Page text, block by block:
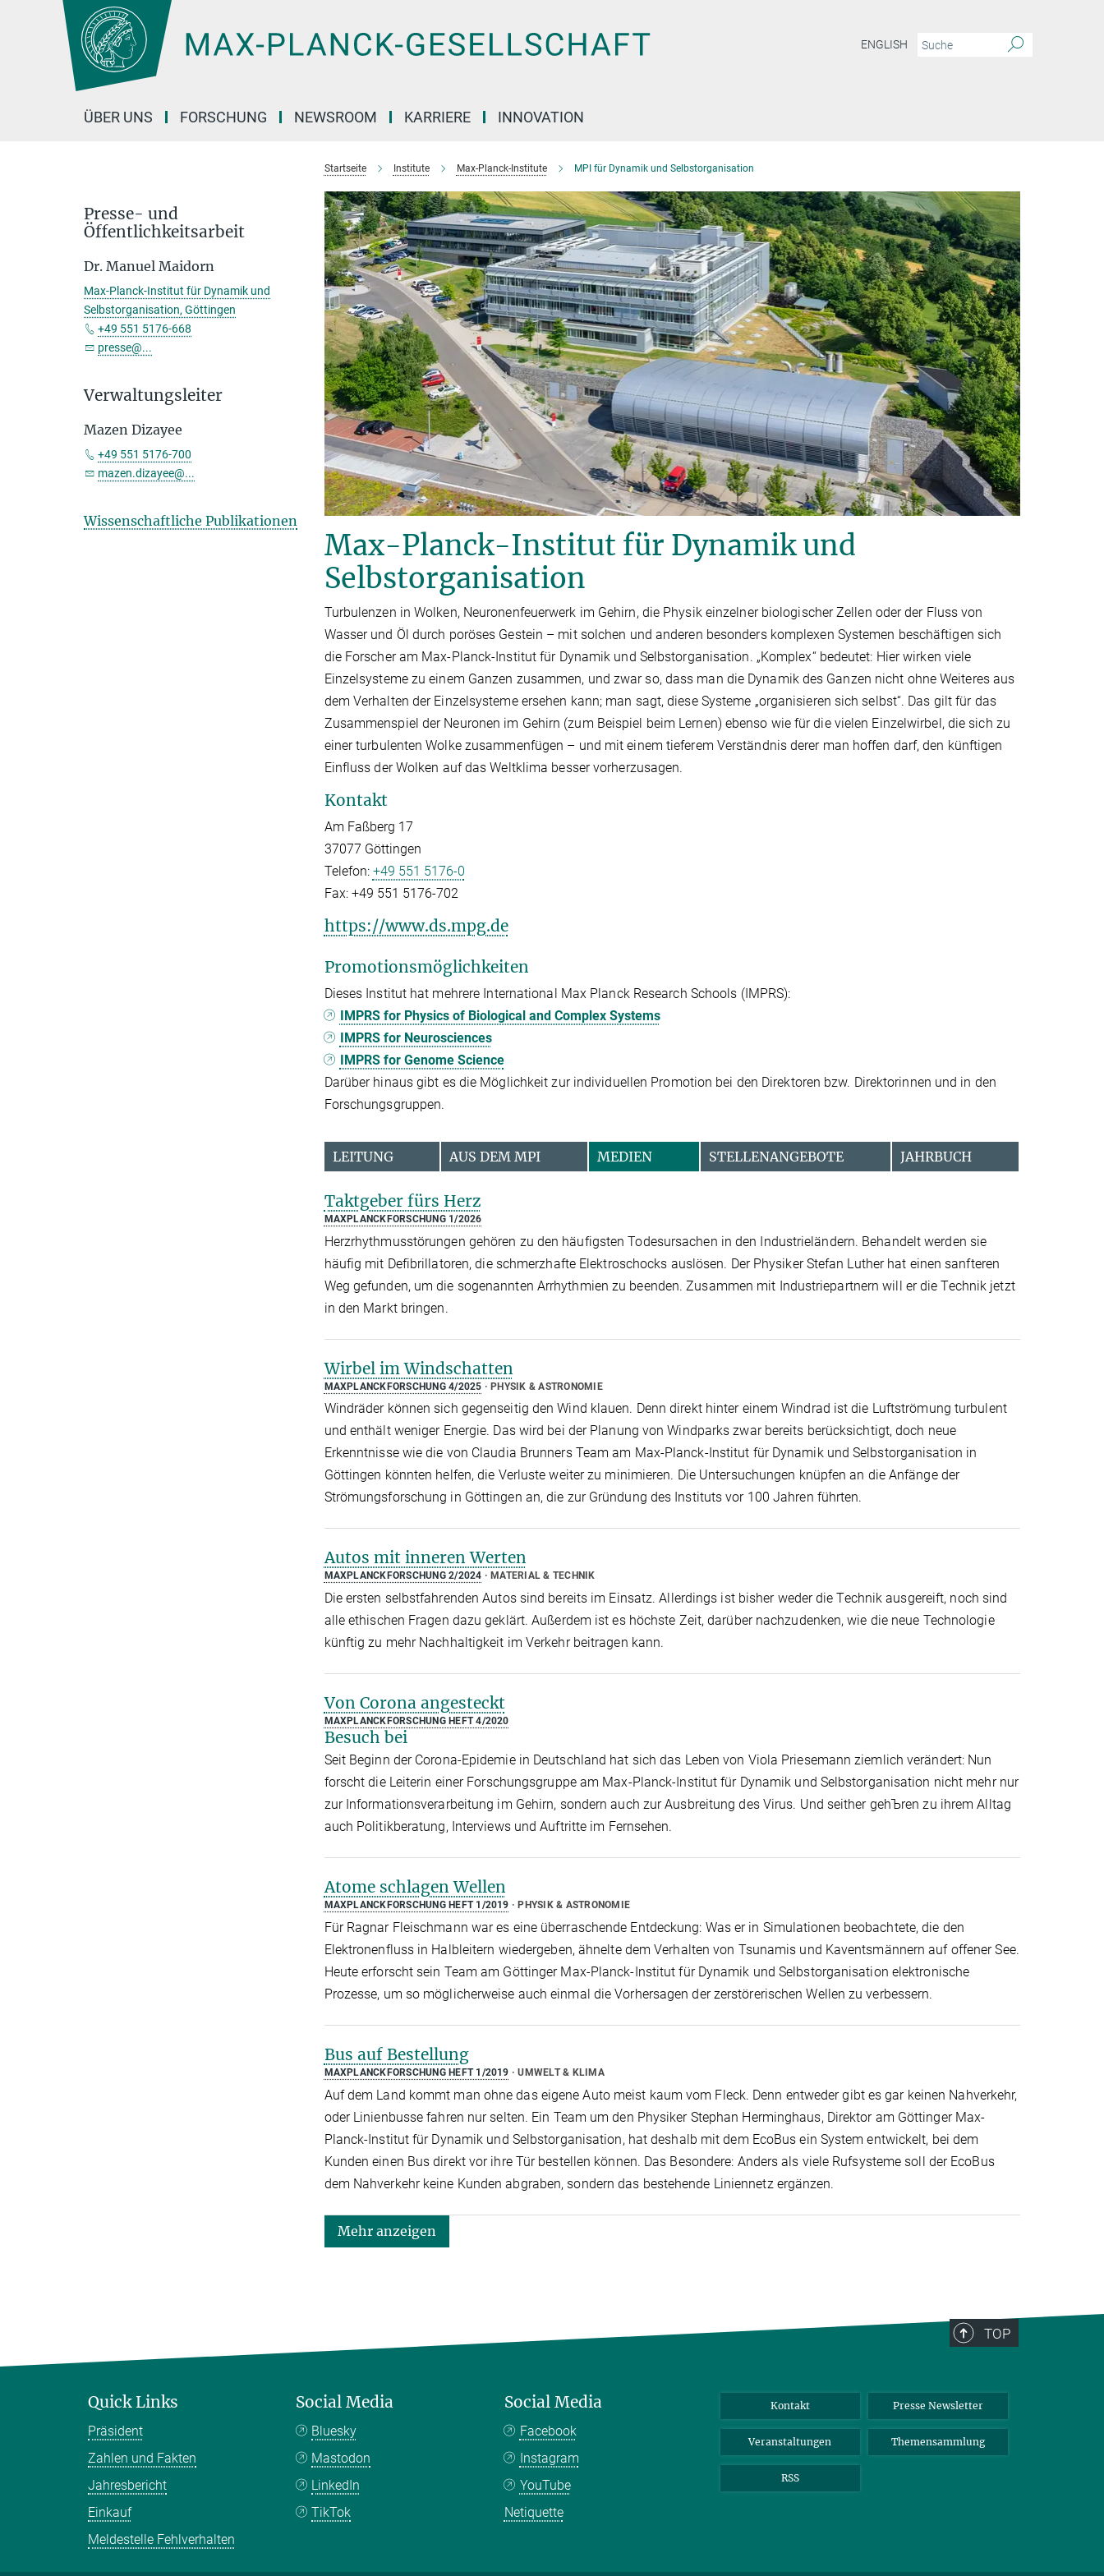
Hauptinhalt
ENGLISH
ÜBER UNS FORSCHUNG NEWSROOM KARRIERE INNOVATION
Startseite Institute Max-Planck-Institute MPI für Dynamik und Selbstorganisation
Max-Planck-Institut für Dynamik und
Selbstorganisation
Turbulenzen in Wolken, Neuronenfeuerwerk im Gehirn, die Physik einzelner biologischer Zellen oder der Fluss von
Wasser und Öl durch poröses Gestein – mit solchen und anderen besonders komplexen Systemen beschäftigen sich
die Forscher am Max-Planck-Institut für Dynamik und Selbstorganisation. „Komplex“ bedeutet: Hier wirken viele
Einzelsysteme zu einem Ganzen zusammen, und zwar so, dass man die Dynamik des Ganzen nicht ohne Weiteres aus
dem Verhalten der Einzelsysteme ersehen kann; man sagt, diese Systeme „organisieren sich selbst“. Das gilt für das
Zusammenspiel der Neuronen im Gehirn (zum Beispiel beim Lernen) ebenso wie für die vielen Einzelwirbel, die sich zu
einer turbulenten Wolke zusammenfügen – und mit einem tieferem Verständnis derer man hoffen darf, den künftigen
Einfluss der Wolken auf das Weltklima besser vorherzusagen.
Kontakt
Am Faßberg 17
37077 Göttingen
Telefon: +49 551 5176-0
Fax:+49 551 5176-702
https://www.ds.mpg.de
Promotionsmöglichkeiten
Dieses Institut hat mehrere International Max Planck Research Schools (IMPRS):
IMPRS for Physics of Biological and Complex Systems
IMPRS for Neurosciences
IMPRS for Genome Science
Darüber hinaus gibt es die Möglichkeit zur individuellen Promotion bei den Direktoren bzw. Direktorinnen und in den
Forschungsgruppen.
LEITUNG AUS DEM MPI MEDIEN STELLENANGEBOTE JAHRBUCH
Taktgeber fürs Herz
MAXPLANCKFORSCHUNG 1/2026
Herzrhythmusstörungen gehören zu den häufigsten Todesursachen in den Industrieländern. Behandelt werden sie
häufig mit Defibrillatoren, die schmerzhafte Elektroschocks auslösen. Der Physiker Stefan Luther hat einen sanfteren
Weg gefunden, um die sogenannten Arrhythmien zu beenden. Zusammen mit Industriepartnern will er die Technik jetzt
in den Markt bringen.
Wirbel im Windschatten
MAXPLANCKFORSCHUNG 4/2025 PHYSIK & ASTRONOMIE
Windräder können sich gegenseitig den Wind klauen. Denn direkt hinter einem Windrad ist die Luftströmung turbulent
und enthält weniger Energie. Das wird bei der Planung von Windparks zwar bereits berücksichtigt, doch neue
Erkenntnisse wie die von Claudia Brunners Team am Max-Planck-Institut für Dynamik und Selbstorganisation in
Göttingen könnten helfen, die Verluste weiter zu minimieren. Die Untersuchungen knüpfen an die Anfänge der
Strömungsforschung in Göttingen an, die zur Gründung des Instituts vor 100 Jahren führten.
Autos mit inneren Werten
MAXPLANCKFORSCHUNG 2/2024 MATERIAL & TECHNIK
Die ersten selbstfahrenden Autos sind bereits im Einsatz. Allerdings ist bisher weder die Technik ausgereift, noch sind
alle ethischen Fragen dazu geklärt. Außerdem ist es höchste Zeit, darüber nachzudenken, wie die neue Technologie
künftig zu mehr Nachhaltigkeit im Verkehr beitragen kann.
Von Corona angesteckt
MAXPLANCKFORSCHUNG HEFT 4/2020
Besuch bei
Seit Beginn der Corona-Epidemie in Deutschland hat sich das Leben von Viola Priesemann ziemlich verändert: Nun
forscht die Leiterin einer Forschungsgruppe am Max-Planck-Institut für Dynamik und Selbstorganisation nicht mehr nur
zur Informationsverarbeitung im Gehirn, sondern auch zur Ausbreitung des Virus. Und seither gehЪren zu ihrem Alltag
auch Politikberatung, Interviews und Auftritte im Fernsehen.
Atome schlagen Wellen
MAXPLANCKFORSCHUNG HEFT 1/2019 PHYSIK & ASTRONOMIE
Für Ragnar Fleischmann war es eine überraschende Entdeckung: Was er in Simulationen beobachtete, die den
Elektronenfluss in Halbleitern wiedergeben, ähnelte dem Verhalten von Tsunamis und Kaventsmännern auf offener See.
Heute erforscht sein Team am Göttinger Max-Planck-Institut für Dynamik und Selbstorganisation elektronische
Prozesse, um so möglicherweise auch einmal die Vorhersagen der zerstörerischen Wellen zu verbessern.
Bus auf Bestellung
MAXPLANCKFORSCHUNG HEFT 1/2019 UMWELT & KLIMA
Auf dem Land kommt man ohne das eigene Auto meist kaum vom Fleck. Denn entweder gibt es gar keinen Nahverkehr,
oder Linienbusse fahren nur selten. Ein Team um den Physiker Stephan Herminghaus, Direktor am Göttinger Max-
Planck-Institut für Dynamik und Selbstorganisation, hat deshalb mit dem EcoBus ein System entwickelt, bei dem
Kunden einen Bus direkt vor ihre Tür bestellen können. Das Besondere: Anders als viele Rufsysteme soll der EcoBus
dem Nahverkehr keine Kunden abgraben, sondern das bestehende Liniennetz ergänzen.
Mehr anzeigen
Presse- und
Öffentlichkeitsarbeit
Dr. Manuel Maidorn
Max-Planck-Institut für Dynamik und
Selbstorganisation, Göttingen
+49 551 5176-668
presse@...
Verwaltungsleiter
Mazen Dizayee
+49 551 5176-700
mazen.dizayee@...
Wissenschaftliche Publikationen
TOP
Quick Links
Präsident
Zahlen und Fakten
Jahresbericht
Einkauf
Meldestelle Fehlverhalten
Social Media
Bluesky
Mastodon
LinkedIn
TikTok
Social Media
Facebook
Instagram
YouTube
Netiquette
Kontakt Presse Newsletter
Veranstaltungen Themensammlung
RSS